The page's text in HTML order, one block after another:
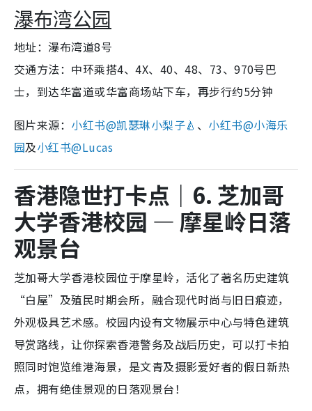
瀑布湾公园
地址：瀑布湾道8号
交通方法：中环乘搭4、4X、40、48、73、970号巴
士，到达华富道或华富商场站下车，再步行约5分钟
图片来源： 小红书@凯瑟琳小梨子🍐 、 小红书@小海乐
园及小红书@Lucas
香港隐世打卡点｜6. 芝加哥
大学香港校园 — 摩星岭日落
观景台
芝加哥大学香港校园位于摩星岭，活化了著名历史建筑
“白屋”及殖民时期会所，融合现代时尚与旧日痕迹，
外观极具艺术感。校园内设有文物展示中心与特色建筑
导赏路线，让你探索香港警务及战后历史，可以打卡拍
照同时饱览维港海景，是文青及摄影爱好者的假日新热
点，拥有绝佳景观的日落观景台！